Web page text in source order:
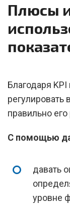
Плюсы
Благодаря
правильно
С помощью
давать
уровне